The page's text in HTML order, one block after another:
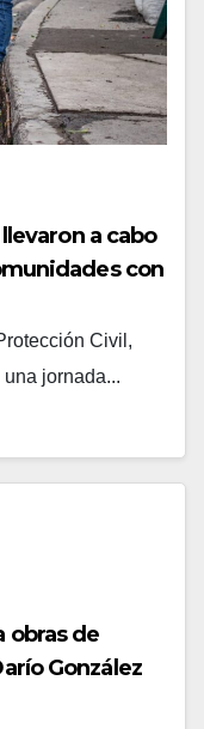
a cabo
con
Civil,
jornada...
obras de
González